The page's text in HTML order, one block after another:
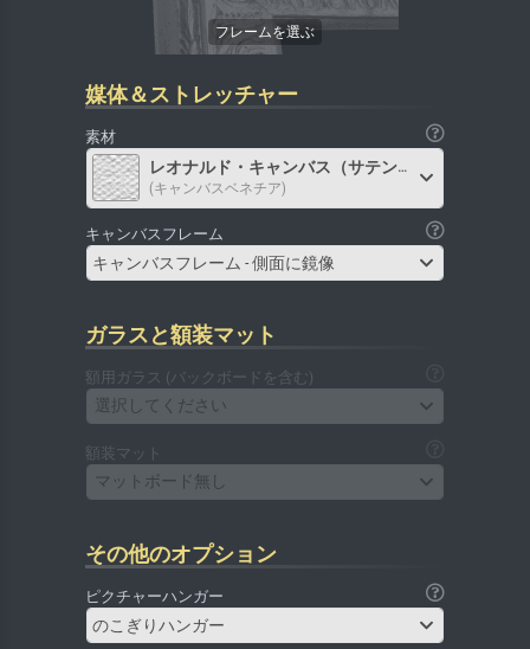
媒体＆ストレッチャー
素材
レオナルド・キャンバス（サテン）
(キャンバスベネチア)
キャンバスフレーム
キャンバスフレーム - 側面に鏡像
ガラスと額装マット
額用ガラス (バックボードを含む)
選択してください
額装マット
マットボード無し
その他のオプション
ピクチャーハンガー
のこぎりハンガー